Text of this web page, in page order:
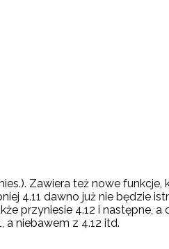
Zawiera też nowe funkcje,
4.11 dawno już nie będzie
przyniesie 4.12 i następne, a
a niebawem z 4.12 itd.